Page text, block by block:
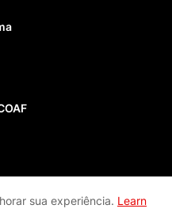
sua experiência. Learn